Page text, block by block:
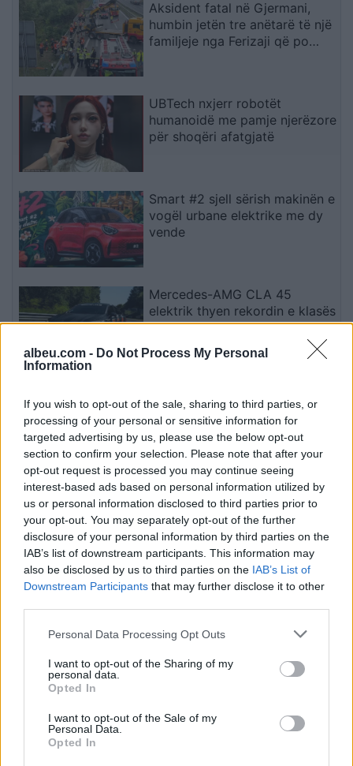
albeu.com - Do Not Process My Personal
Information
If you wish to opt-out of the sale, sharing to third parties, or
processing of your personal or sensitive information for
targeted advertising by us, please use the below opt-out
section to confirm your selection. Please note that after your
opt-out request is processed you may continue seeing
interest-based ads based on personal information utilized by
us or personal information disclosed to third parties prior to
your opt-out. You may separately opt-out of the further
disclosure of your personal information by third parties on the
IAB’s list of downstream participants. This information may
also be disclosed by us to third parties on the IAB’s List of
Downstream Participants that may further disclose it to other
Personal Data Processing Opt Outs
I want to opt-out of the Sharing of my
personal data.
Opted In
I want to opt-out of the Sale of my
Personal Data.
Opted In
Aksident fatal në Gjermani,
humbin jetën tre anëtarë të një
familjeje nga Ferizaji që po
UBTech nxjerr robotët
humanoidë me pamje njerëzore
për shoqëri afatgjatë
Smart #2 sjell sërish makinën e
vogël urbane elektrike me dy
vende
Mercedes-AMG CLA 45
elektrik thyen rekordin e klasës
së tij në Nürburgring
zbulon vorbullat që ndikojnë
në motin hapësinor dhe Tokë